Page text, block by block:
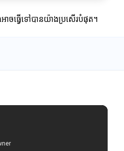
ាចធ្វើទៅបានយ៉ាងប្រសើរបំផុត។